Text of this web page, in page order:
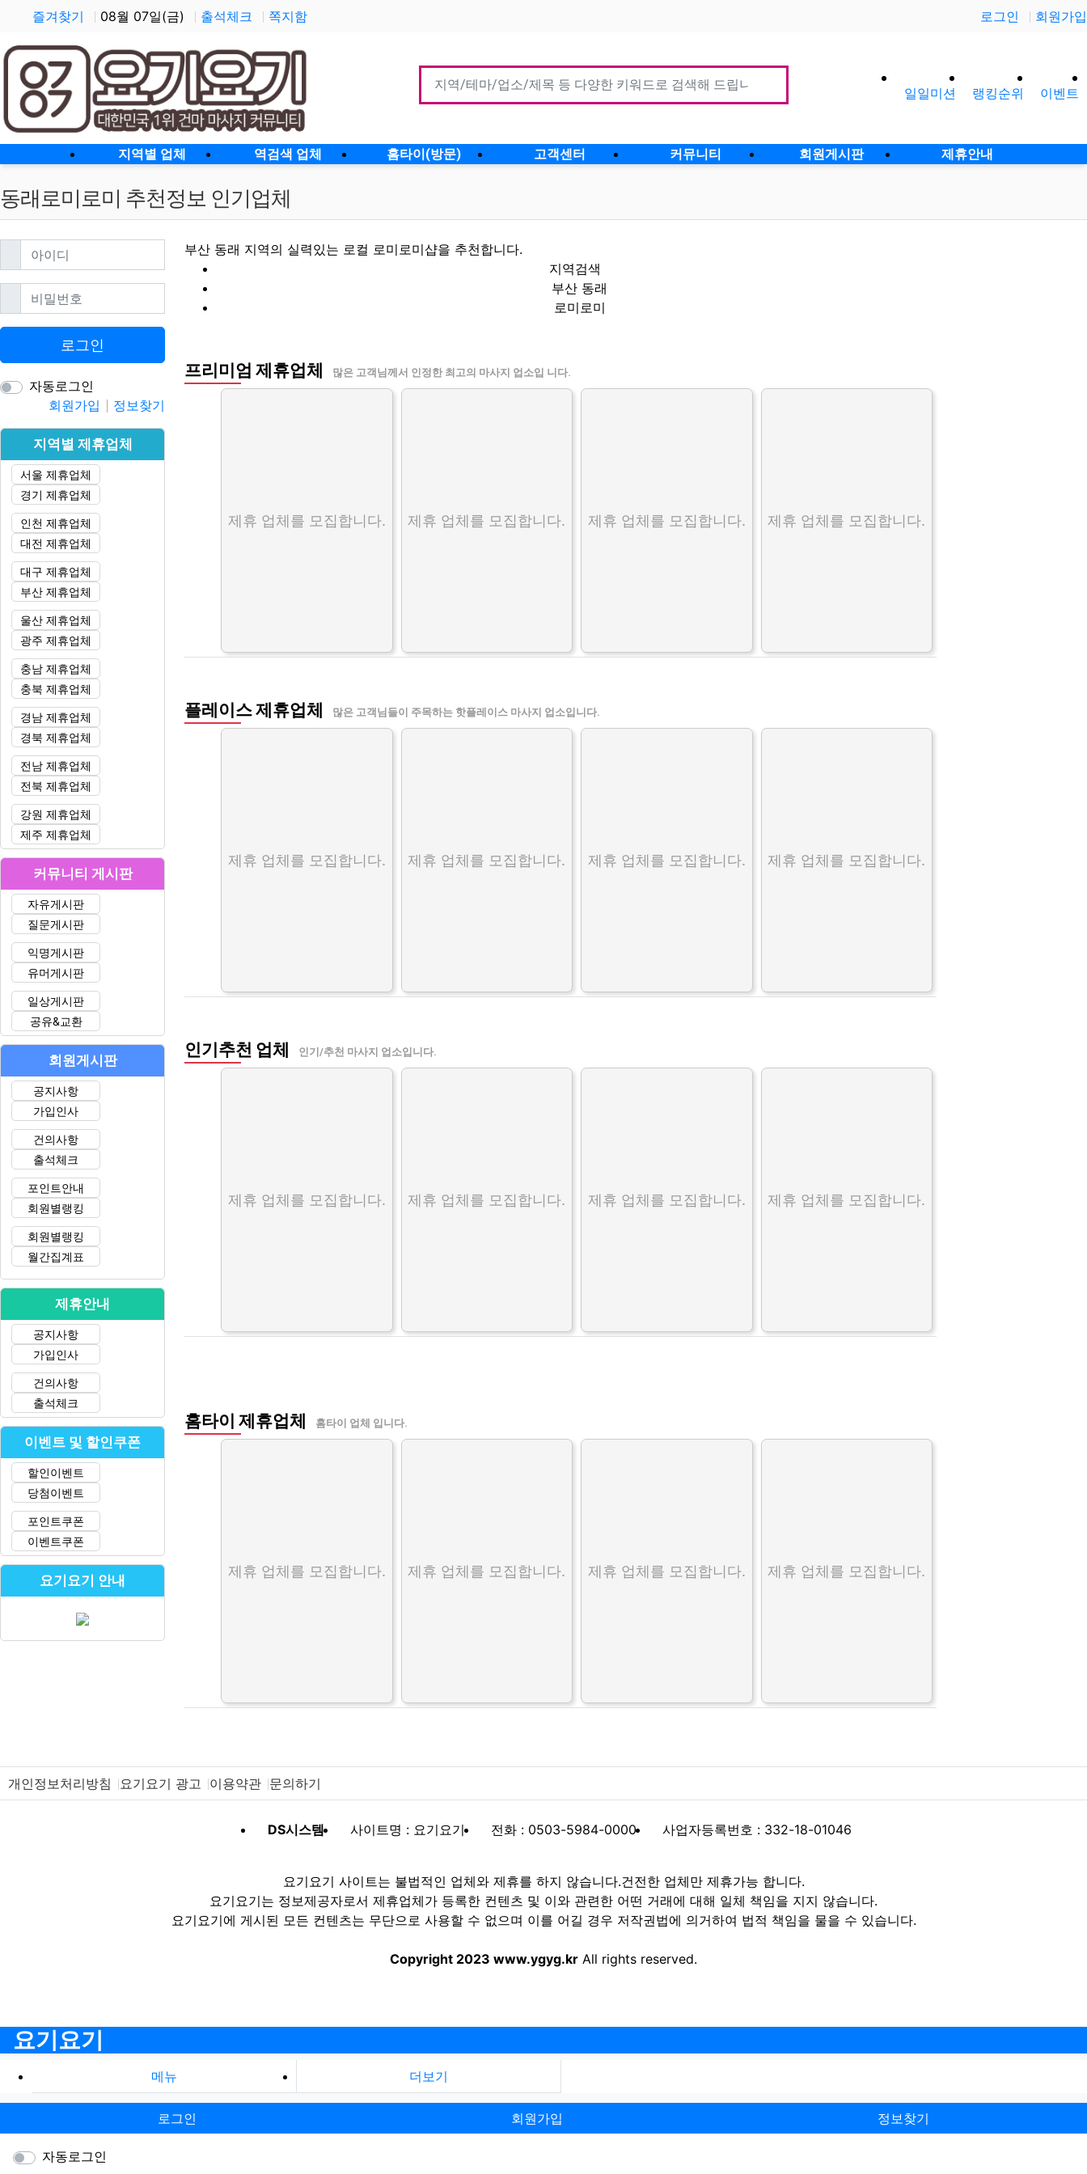
즐겨찾기 08월 07일(금) 출석체크 쪽지함 로그인 회원가입
일일미션 랭킹순위 이벤트
지역별 업체 역검색 업체 홈타이(방문) 고객센터 커뮤니티 회원게시판 제휴안내
동래로미로미 추천정보 인기업체
부산 동래 지역의 실력있는 로컬 로미로미샵을 추천합니다.
지역검색
부산 동래
로미로미
프리미엄 제휴업체 많은 고객님께서 인정한 최고의 마사지 업소입 니다.
제휴 업체를 모집합니다. 제휴 업체를 모집합니다. 제휴 업체를 모집합니다. 제휴 업체를 모집합니다.
플레이스 제휴업체 많은 고객님들이 주목하는 핫플레이스 마사지 업소입니다.
제휴 업체를 모집합니다. 제휴 업체를 모집합니다. 제휴 업체를 모집합니다. 제휴 업체를 모집합니다.
인기추천 업체 인기/추천 마사지 업소입니다.
제휴 업체를 모집합니다. 제휴 업체를 모집합니다. 제휴 업체를 모집합니다. 제휴 업체를 모집합니다.
홈타이 제휴업체 홈타이 업체 입니다.
제휴 업체를 모집합니다. 제휴 업체를 모집합니다. 제휴 업체를 모집합니다. 제휴 업체를 모집합니다.
아이디필수
비밀번호필수
로그인
자동로그인
회원가입
정보찾기
지역별 제휴업체
서울 제휴업체
경기 제휴업체
인천 제휴업체
대전 제휴업체
대구 제휴업체
부산 제휴업체
울산 제휴업체
광주 제휴업체
충남 제휴업체
충북 제휴업체
경남 제휴업체
경북 제휴업체
전남 제휴업체
전북 제휴업체
강원 제휴업체
제주 제휴업체
커뮤니티 게시판
자유게시판
질문게시판
익명게시판
유머게시판
일상게시판
공유&교환
회원게시판
공지사항
가입인사
건의사항
출석체크
포인트안내
회원별랭킹
회원별랭킹
월간집계표
제휴안내
공지사항
가입인사
건의사항
출석체크
이벤트 및 할인쿠폰
할인이벤트
당첨이벤트
포인트쿠폰
이벤트쿠폰
요기요기 안내
개인정보처리방침 요기요기 광고 이용약관 문의하기
DS시스템 사이트명 : 요기요기 전화 : 0503-5984-0000 사업자등록번호 : 332-18-01046
요기요기 사이트는 불법적인 업체와 제휴를 하지 않습니다.건전한 업체만 제휴가능 합니다.
요기요기는 정보제공자로서 제휴업체가 등록한 컨텐츠 및 이와 관련한 어떤 거래에 대해 일체 책임을 지지 않습니다.
요기요기에 게시된 모든 컨텐츠는 무단으로 사용할 수 없으며 이를 어길 경우 저작권법에 의거하여 법적 책임을 물을 수 있습니다.
Copyright 2023 www.ygyg.kr All rights reserved.
요기요기
메뉴 더보기
로그인 회원가입 정보찾기
자동로그인